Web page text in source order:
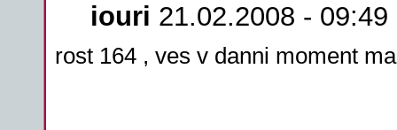
iouri 21.02.2008 - 09:49
rost 164 , ves v danni moment